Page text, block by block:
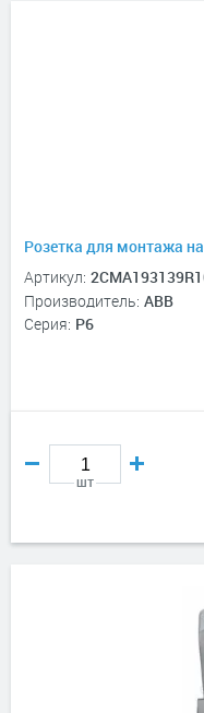
Розетка для монтажа
Артикул:
Производитель: ABB
Серия: P6
шт